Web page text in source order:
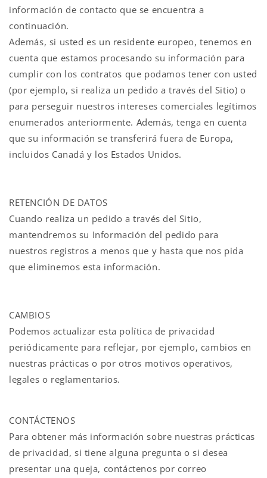
información de contacto que se encuentra a
continuación.
Además, si usted es un residente europeo, tenemos en
cuenta que estamos procesando su información para
cumplir con los contratos que podamos tener con usted
(por ejemplo, si realiza un pedido a través del Sitio) o
para perseguir nuestros intereses comerciales legítimos
enumerados anteriormente. Además, tenga en cuenta
que su información se transferirá fuera de Europa,
incluidos Canadá y los Estados Unidos.
RETENCIÓN DE DATOS
Cuando realiza un pedido a través del Sitio,
mantendremos su Información del pedido para
nuestros registros a menos que y hasta que nos pida
que eliminemos esta información.
CAMBIOS
Podemos actualizar esta política de privacidad
periódicamente para reflejar, por ejemplo, cambios en
nuestras prácticas o por otros motivos operativos,
legales o reglamentarios.
CONTÁCTENOS
Para obtener más información sobre nuestras prácticas
de privacidad, si tiene alguna pregunta o si desea
presentar una queja, contáctenos por correo